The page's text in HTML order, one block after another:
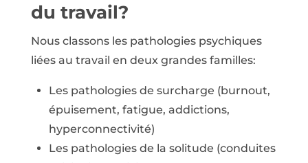
du travail?
Nous classons les pathologies psychiques
liées au travail en deux grandes familles:
Les pathologies de surcharge (burnout,
épuisement, fatigue, addictions,
hyperconnectivité)
Les pathologies de la solitude (conduites